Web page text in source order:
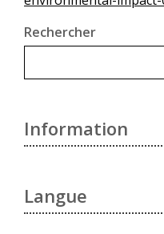
Rechercher
Information
Langue